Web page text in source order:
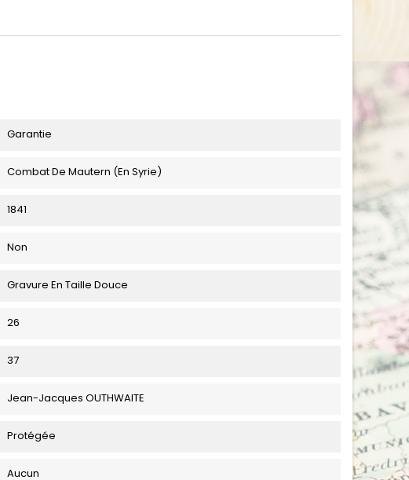
Garantie
Combat De Mautern (En Syrie)
1841
Non
Gravure En Taille Douce
26
37
Jean-Jacques OUTHWAITE
Protégée
Aucun